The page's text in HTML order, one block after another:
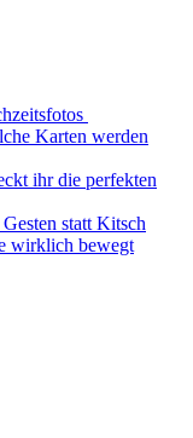
Karten werden
ihr die perfekten
statt Kitsch
wirklich bewegt